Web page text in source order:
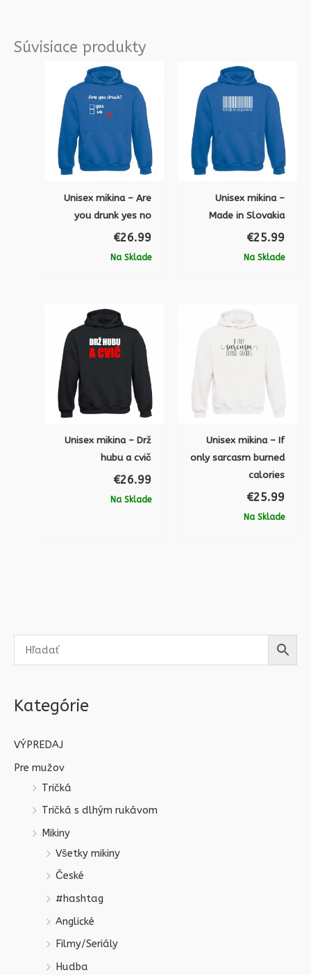
Kategórie
VÝPREDAJ
Pre mužov
Tričká
Tričká s dlhým rukávom
Mikiny
Všetky mikiny
České
#hashtag
Anglické
Filmy/Seriály
Hudba
Súvisiace produkty
Unisex mikina – Are
you drunk yes no
€26.99
Na Sklade
Unisex mikina –
Made in Slovakia
€25.99
Na Sklade
Unisex mikina – Drž
hubu a cvič
€26.99
Na Sklade
Unisex mikina – If
only sarcasm burned
calories
€25.99
Na Sklade